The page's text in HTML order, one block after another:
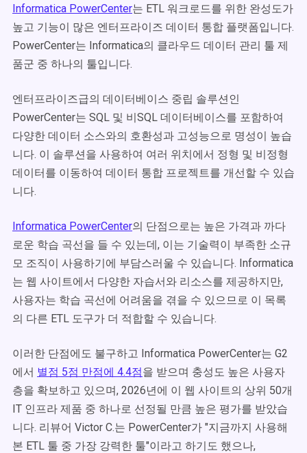
Informatica PowerCenter는 ETL 워크로드를 위한 완성도가
높고 기능이 많은 엔터프라이즈 데이터 통합 플랫폼입니다.
PowerCenter는 Informatica의 클라우드 데이터 관리 툴 제
품군 중 하나의 툴입니다.
엔터프라이즈급의 데이터베이스 중립 솔루션인
PowerCenter는 SQL 및 비SQL 데이터베이스를 포함하여
다양한 데이터 소스와의 호환성과 고성능으로 명성이 높습
니다. 이 솔루션을 사용하여 여러 위치에서 정형 및 비정형
데이터를 이동하여 데이터 통합 프로젝트를 개선할 수 있습
니다.
Informatica PowerCenter의 단점으로는 높은 가격과 까다
로운 학습 곡선을 들 수 있는데, 이는 기술력이 부족한 소규
모 조직이 사용하기에 부담스러울 수 있습니다. Informatica
는 웹 사이트에서 다양한 자습서와 리소스를 제공하지만,
사용자는 학습 곡선에 어려움을 겪을 수 있으므로 이 목록
의 다른 ETL 도구가 더 적합할 수 있습니다.
이러한 단점에도 불구하고 Informatica PowerCenter는 G2
에서 별점 5점 만점에 4.4점을 받으며 충성도 높은 사용자
층을 확보하고 있으며, 2026년에 이 웹 사이트의 상위 50개
IT 인프라 제품 중 하나로 선정될 만큼 높은 평가를 받았습
니다. 리뷰어 Victor C.는 PowerCenter가 "지금까지 사용해
본 ETL 툴 중 가장 강력한 툴"이라고 하기도 했으나,